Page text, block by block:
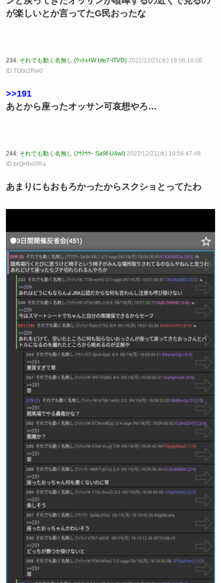
が楽しいとか言ってたG民おったな
234: それでも動く名無し (ﾜｯﾁｮｲW bfe7-ITVD) 2022/12/21(水) 19:56:18.06
ID:TOtxi2Rw0
>>191
あとから座ったオッサン可哀想やろ…
244: それでも動く名無し (ｱｳｱｳｳｰ Sa9f-U4wI) 2022/12/21(水) 19:56:47.48
ID:brQHbe0Ra
あまりにもおもろかったからスクショとってたわ